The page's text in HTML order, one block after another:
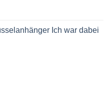
Ich war dabei